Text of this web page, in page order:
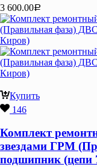
3 600.00Р
Купить
146
Комплект
звездами ГРМ
подшипник